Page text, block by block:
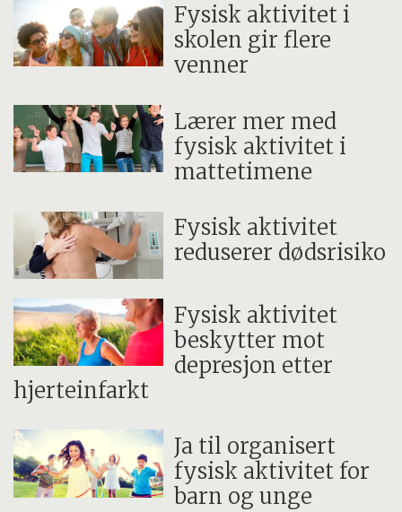
Fysisk aktivitet i
skolen gir flere
venner
Lærer mer med
fysisk aktivitet i
mattetimene
Fysisk aktivitet
reduserer dødsrisiko
Fysisk aktivitet
beskytter mot
depresjon etter
hjerteinfarkt
Ja til organisert
fysisk aktivitet for
barn og unge